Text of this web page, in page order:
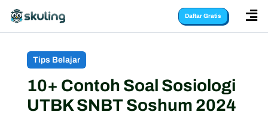
Daftar Gratis 
Tips Belajar
10+ Contoh Soal Sosiologi
UTBK SNBT Soshum 2024